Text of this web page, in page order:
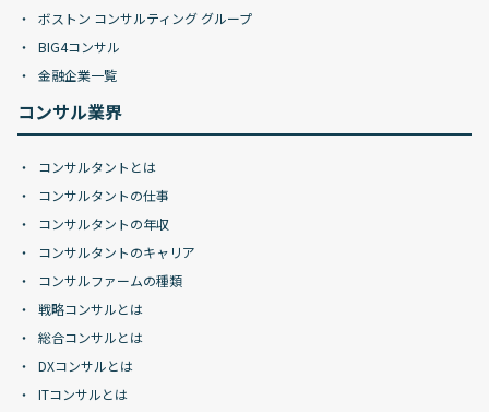
ボストン コンサルティング グループ
BIG4コンサル
金融企業一覧
コンサル業界
コンサルタントとは
コンサルタントの仕事
コンサルタントの年収
コンサルタントのキャリア
コンサルファームの種類
戦略コンサルとは
総合コンサルとは
DXコンサルとは
ITコンサルとは